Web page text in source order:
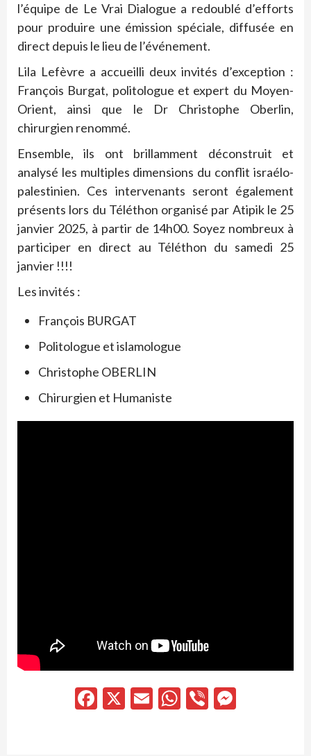
l’équipe de Le Vrai Dialogue a redoublé d’efforts
pour produire une émission spéciale, diffusée en
direct depuis le lieu de l’événement.
Lila Lefèvre a accueilli deux invités d’exception :
François Burgat, politologue et expert du Moyen-
Orient, ainsi que le Dr Christophe Oberlin,
chirurgien renommé.
Ensemble, ils ont brillamment déconstruit et
analysé les multiples dimensions du conflit israélo-
palestinien. Ces intervenants seront également
présents lors du Téléthon organisé par Atipik le 25
janvier 2025, à partir de 14h00. Soyez nombreux à
participer en direct au Téléthon du samedi 25
janvier !!!!
Les invités :
François BURGAT
Politologue et islamologue
Christophe OBERLIN
Chirurgien et Humaniste
Facebook
X EmailWhatsApp
Viber